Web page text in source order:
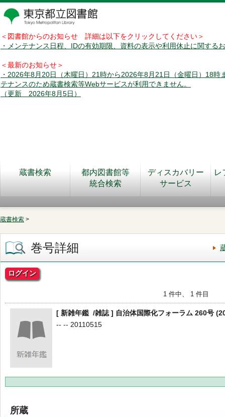
＜図書館からのお知らせ 詳細は以下をクリックしてください＞
・メンテナンス日程、IDの有効期限、資料の表示や利用休止に関する
＜最新のお知らせ＞
・2026年8月20日（木曜日）21時から2026年8月21日（金曜日）18時
テナンスのため蔵書検索等Webサービスが利用できません。
（更新 2026年8月5日）
蔵書検索
都内図書館等
統合検索
ディスカバリー
サービス
レ
蔵書検索 >
巻号詳細
ログイン
1 件中、 1 件目
[ 新雑年鑑 /雑誌 ] 自治体国際化フォーラム 260号
-- -- 20110515
所蔵